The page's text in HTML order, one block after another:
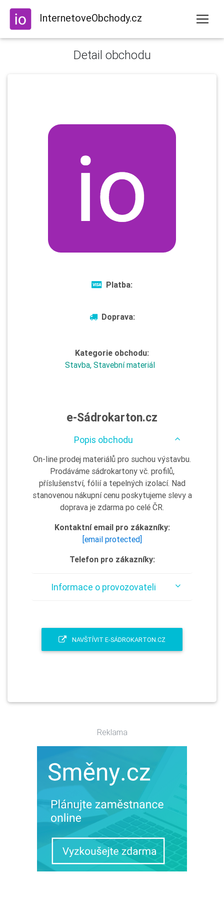
InternetoveObchody.cz
Detail obchodu
Platba:
Doprava:
Kategorie obchodu:
Stavba, Stavební materiál
e-Sádrokarton.cz
Popis obchodu
On-line prodej materiálů pro suchou výstavbu.
Prodáváme sádrokartony vč. profilů,
příslušenství, fólií a tepelných izolací. Nad
stanovenou nákupní cenu poskytujeme slevy a
doprava je zdarma po celé ČR.
Kontaktní email pro zákazníky:
[email protected]
Telefon pro zákazníky:
Informace o provozovateli
NAVŠTÍVIT E-SÁDROKARTON.CZ
Reklama